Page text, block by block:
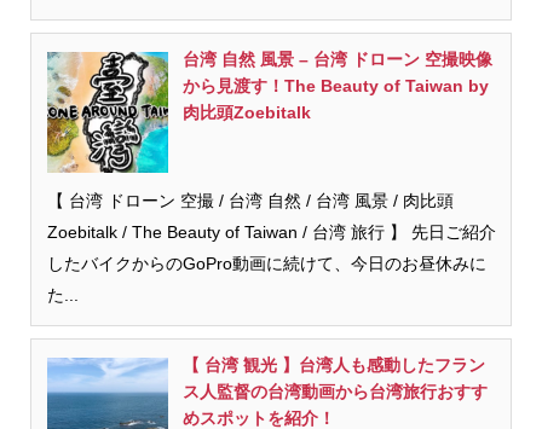
台湾 自然 風景 – 台湾 ドローン 空撮映像
から見渡す！The Beauty of Taiwan by
肉比頭Zoebitalk
【 台湾 ドローン 空撮 / 台湾 自然 / 台湾 風景 / 肉比頭
Zoebitalk / The Beauty of Taiwan / 台湾 旅行 】 先日ご紹介
したバイクからのGoPro動画に続けて、今日のお昼休みに
た...
【 台湾 観光 】台湾人も感動したフラン
ス人監督の台湾動画から台湾旅行おすす
めスポットを紹介！